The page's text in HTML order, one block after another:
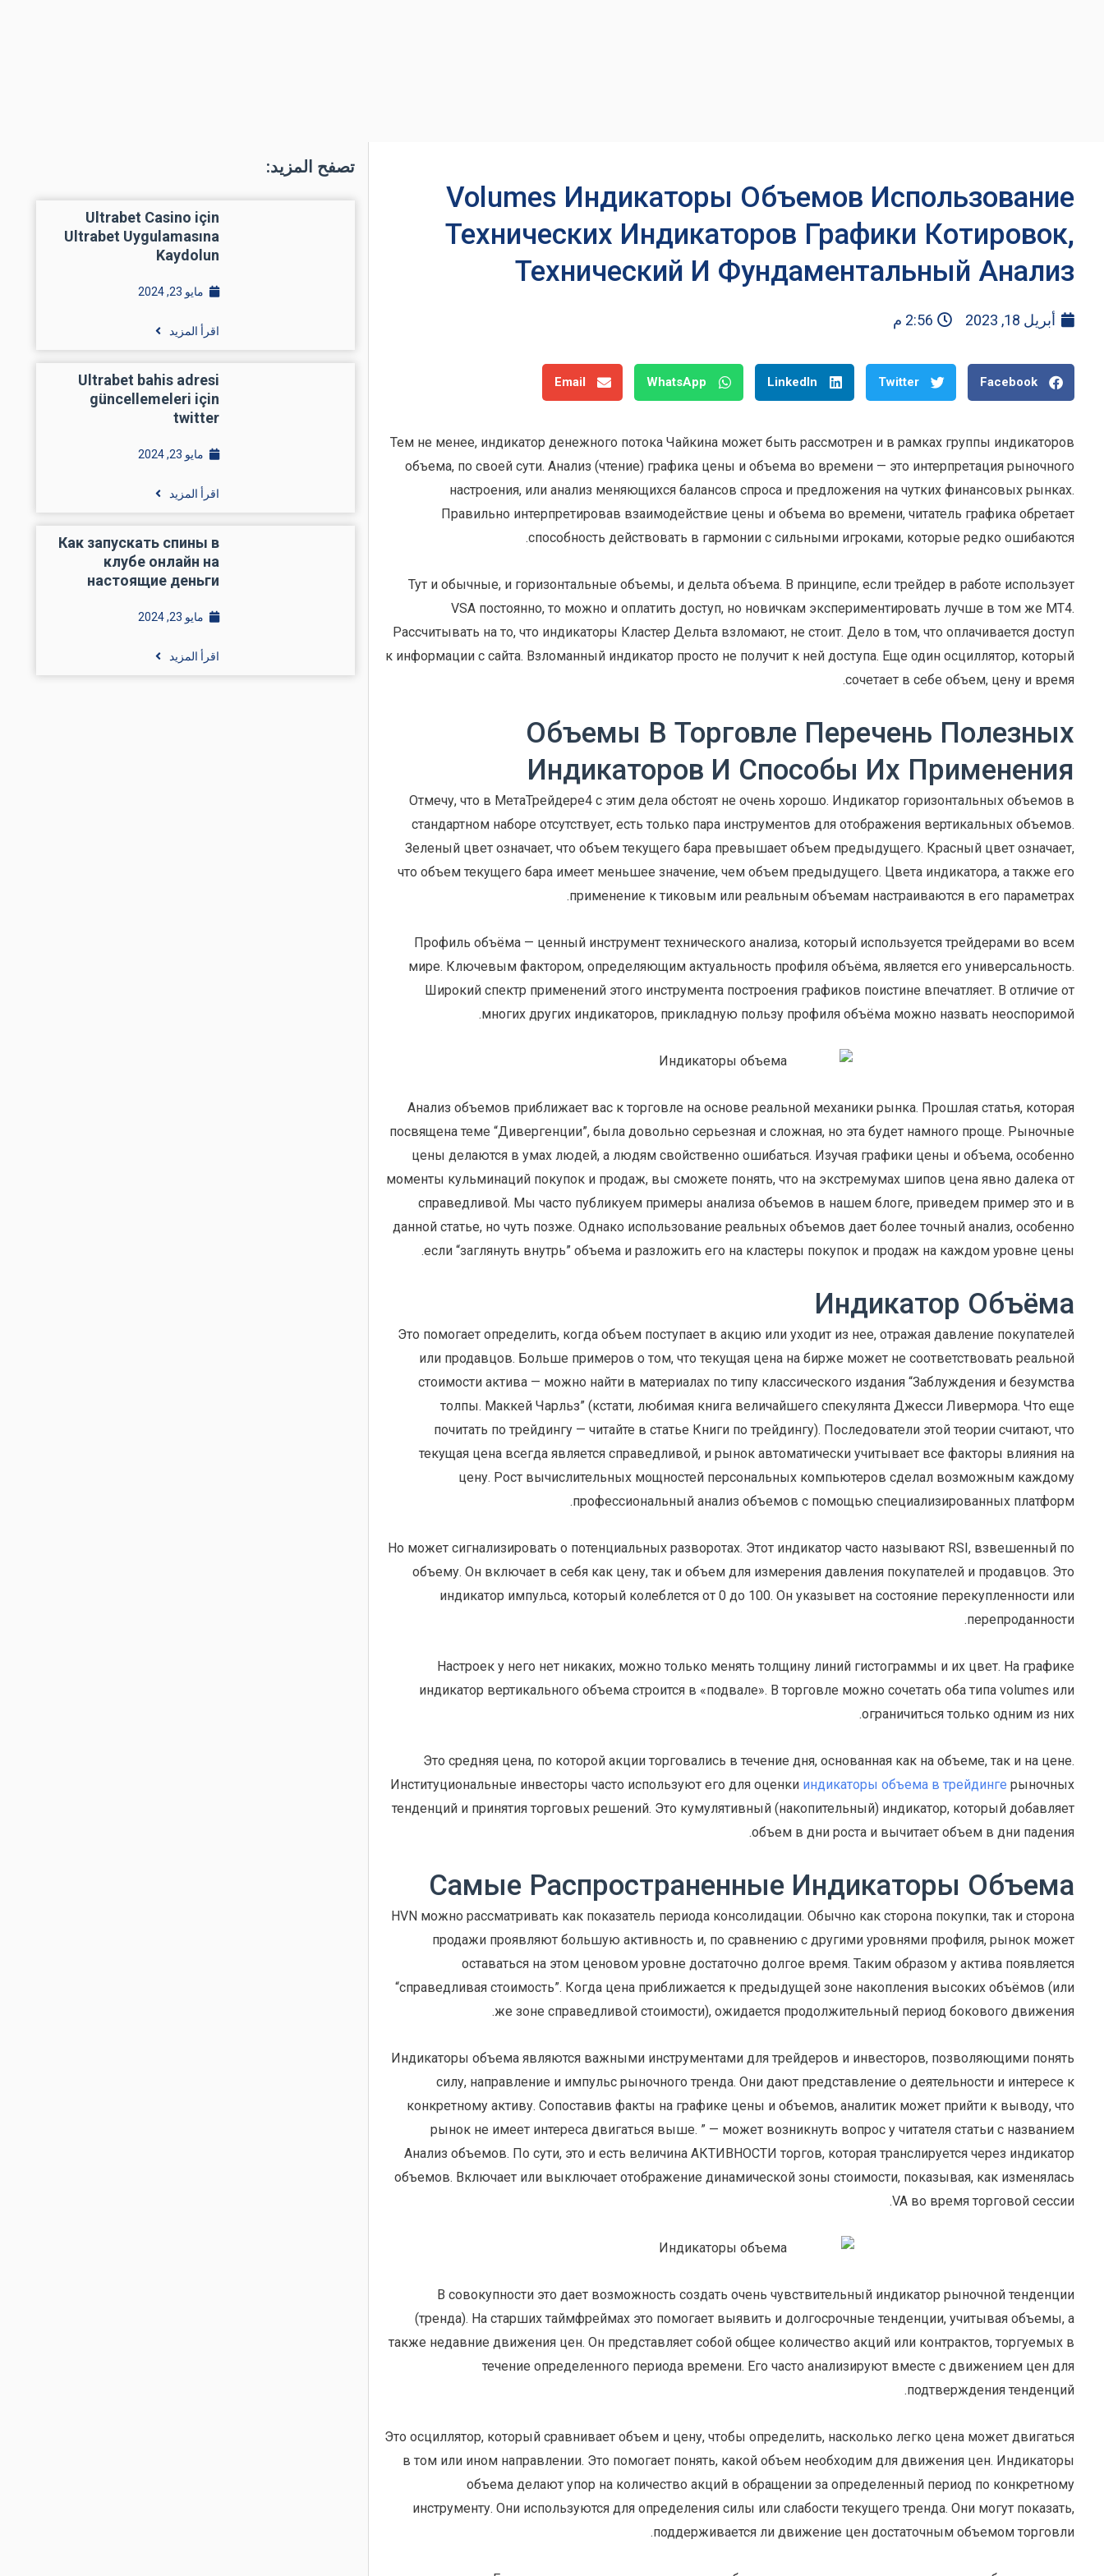
Volumes Индикаторы Объемов Использование
Технических Индикаторов Графики Котировок,
Технический И Фундаментальный Анализ
أبريل 18, 2023 2:56 م
Facebook
Twitter
LinkedIn
WhatsApp
Email
Тем не менее, индикатор денежного потока Чайкина может быть рассмотрен и в рамках группы индикаторов
объема, по своей сути. Анализ (чтение) графика цены и объема во времени — это интерпретация рыночного
настроения, или анализ меняющихся балансов спроса и предложения на чутких финансовых рынках.
Правильно интерпретировав взаимодействие цены и объема во времени, читатель графика обретает
способность действовать в гармонии с сильными игроками, которые редко ошибаются.
Тут и обычные, и горизонтальные объемы, и дельта объема. В принципе, если трейдер в работе использует
VSA постоянно, то можно и оплатить доступ, но новичкам экспериментировать лучше в том же МТ4.
Рассчитывать на то, что индикаторы Кластер Дельта взломают, не стоит. Дело в том, что оплачивается доступ
к информации с сайта. Взломанный индикатор просто не получит к ней доступа. Еще один осциллятор, который
сочетает в себе объем, цену и время.
Объемы В Торговле Перечень Полезных
Индикаторов И Способы Их Применения
Отмечу, что в МетаТрейдере4 с этим дела обстоят не очень хорошо. Индикатор горизонтальных объемов в
стандартном наборе отсутствует, есть только пара инструментов для отображения вертикальных объемов.
Зеленый цвет означает, что объем текущего бара превышает объем предыдущего. Красный цвет означает,
что объем текущего бара имеет меньшее значение, чем объем предыдущего. Цвета индикатора, а также его
применение к тиковым или реальным объемам настраиваются в его параметрах.
Профиль объёма — ценный инструмент технического анализа, который используется трейдерами во всем
мире. Ключевым фактором, определяющим актуальность профиля объёма, является его универсальность.
Широкий спектр применений этого инструмента построения графиков поистине впечатляет. В отличие от
многих других индикаторов, прикладную пользу профиля объёма можно назвать неоспоримой.
Анализ объемов приближает вас к торговле на основе реальной механики рынка. Прошлая статья, которая
посвящена теме “Дивергенции”, была довольно серьезная и сложная, но эта будет намного проще. Рыночные
цены делаются в умах людей, а людям свойственно ошибаться. Изучая графики цены и объема, особенно
моменты кульминаций покупок и продаж, вы сможете понять, что на экстремумах шипов цена явно далека от
справедливой. Мы часто публикуем примеры анализа объемов в нашем блоге, приведем пример это и в
данной статье, но чуть позже. Однако использование реальных объемов дает более точный анализ, особенно
если “заглянуть внутрь” объема и разложить его на кластеры покупок и продаж на каждом уровне цены.
Индикатор Объёма
Это помогает определить, когда объем поступает в акцию или уходит из нее, отражая давление покупателей
или продавцов. Больше примеров о том, что текущая цена на бирже может не соответствовать реальной
стоимости актива — можно найти в материалах по типу классического издания “Заблуждения и безумства
толпы. Маккей Чарльз‎” (кстати, любимая книга величайшего спекулянта Джесси Ливермора. Что еще
почитать по трейдингу — читайте в статье Книги по трейдингу). Последователи этой теории считают, что
текущая цена всегда является справедливой, и рынок автоматически учитывает все факторы влияния на
цену. Рост вычислительных мощностей персональных компьютеров сделал возможным каждому
профессиональный анализ объемов с помощью специализированных платформ.
Но может сигнализировать о потенциальных разворотах. Этот индикатор часто называют RSI, взвешенный по
объему. Он включает в себя как цену, так и объем для измерения давления покупателей и продавцов. Это
индикатор импульса, который колеблется от 0 до 100. Он указывет на состояние перекупленности или
перепроданности.
Настроек у него нет никаких, можно только менять толщину линий гистограммы и их цвет. На графике
индикатор вертикального объема строится в «подвале». В торговле можно сочетать оба типа volumes или
ограничиться только одним из них.
Это средняя цена, по которой акции торговались в течение дня, основанная как на объеме, так и на цене.
Институциональные инвесторы часто используют его для оценки индикаторы объема в трейдинге рыночных
тенденций и принятия торговых решений. Это кумулятивный (накопительный) индикатор, который добавляет
объем в дни роста и вычитает объем в дни падения.
Самые Распространенные Индикаторы Объема
HVN можно рассматривать как показатель периода консолидации. Обычно как сторона покупки, так и сторона
продажи проявляют большую активность и, по сравнению с другими уровнями профиля, рынок может
оставаться на этом ценовом уровне достаточно долгое время. Таким образом у актива появляется
“справедливая стоимость”. Когда цена приближается к предыдущей зоне накопления высоких объёмов (или
же зоне справедливой стоимости), ожидается продолжительный период бокового движения.
Индикаторы объема являются важными инструментами для трейдеров и инвесторов, позволяющими понять
силу, направление и импульс рыночного тренда. Они дают представление о деятельности и интересе к
конкретному активу. Сопоставив факты на графике цены и объемов, аналитик может прийти к выводу, что
рынок не имеет интереса двигаться выше. ” — может возникнуть вопрос у читателя статьи с названием
Анализ объемов. По сути, это и есть величина АКТИВНОСТИ торгов, которая транслируется через индикатор
объемов. Включает или выключает отображение динамической зоны стоимости, показывая, как изменялась
VA во время торговой сессии.
В совокупности это дает возможность создать очень чувствительный индикатор рыночной тенденции
(тренда). На старших таймфреймах это помогает выявить и долгосрочные тенденции, учитывая объемы, а
также недавние движения цен. Он представляет собой общее количество акций или контрактов, торгуемых в
течение определенного периода времени. Его часто анализируют вместе с движением цен для
подтверждения тенденций.
Это осциллятор, который сравнивает объем и цену, чтобы определить, насколько легко цена может двигаться
в том или ином направлении. Это помогает понять, какой объем необходим для движения цен. Индикаторы
объема делают упор на количество акций в обращении за определенный период по конкретному
инструменту. Они используются для определения силы или слабости текущего тренда. Они могут показать,
поддерживается ли движение цен достаточным объемом торговли.
تصفح المزيد:
Ultrabet Casino için
Ultrabet Uygulamasına
Kaydolun
مايو 23, 2024
اقرأ المزيد
Ultrabet bahis adresi
güncellemeleri için
twitter
مايو 23, 2024
اقرأ المزيد
Как запускать спины в
клубе онлайн на
настоящие деньги
مايو 23, 2024
اقرأ المزيد